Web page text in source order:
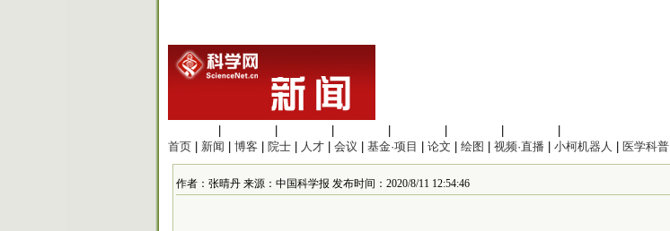
首页
新闻 博客 院士 人才 会议 基金·项目 论文 绘图 视频·直播 小柯机器人 医学科普
作者：张晴丹 来源：中国科学报 发布时间：2020/8/11 12:54:46